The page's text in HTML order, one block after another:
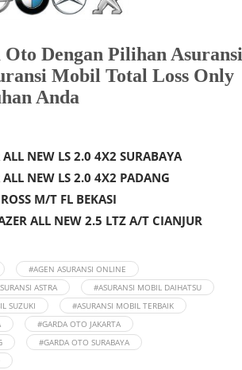
Dengan Pilihan Asuransi
Mobil Total Loss Only
Anda
NEW LS 2.0 4X2 SURABAYA
NEW LS 2.0 4X2 PADANG
M/T FL BEKASI
ALL NEW 2.5 LTZ A/T CIANJUR
#AGEN ASURANSI ONLINE
ASTRA
#ASURANSI MOBIL DAIHATSU
SUZUKI
#ASURANSI MOBIL TERBAIK
#GARDA OTO JAKARTA
#GARDA OTO SURABAYA